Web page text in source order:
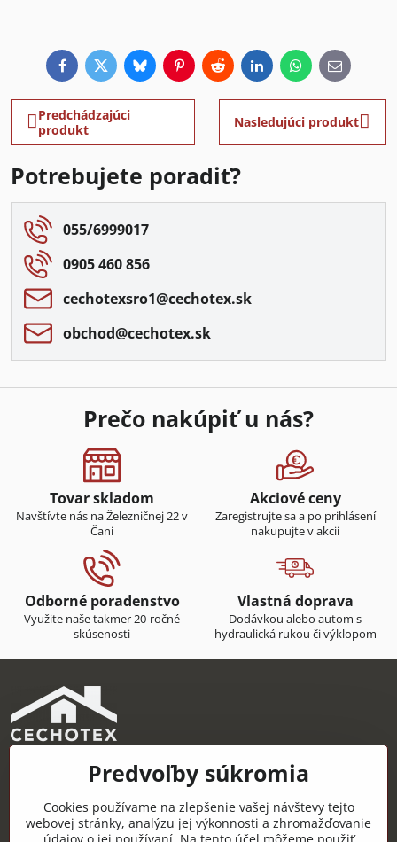
FacebookTwitterBlueskyPinterestRedditLinkedInWhatsApp
E-
mail
Predchádzajúci
produkt
Nasledujúci produkt
Potrebujete poradiť?
055/6999017
0905 460 856
cechotexsro1​@cechotex​.sk
obchod​@cechotex​.sk
Prečo nakúpiť u nás?
Tovar skladom
Navštívte nás na Železničnej 22 v
Čani
Akciové ceny
Zaregistrujte sa a po prihlásení
nakupujte v akcii
Odborné poradenstvo
Využite naše takmer 20-ročné
skúsenosti
Vlastná doprava
Dodávkou alebo autom s
hydraulická rukou či výklopom
CECHOTEX s.r.o.
Železničná 22, 044 14 Čaňa
IČO: 48181757
Predvoľby súkromia
Cookies používame na zlepšenie vašej návštevy tejto
webovej stránky, analýzu jej výkonnosti a zhromažďovanie